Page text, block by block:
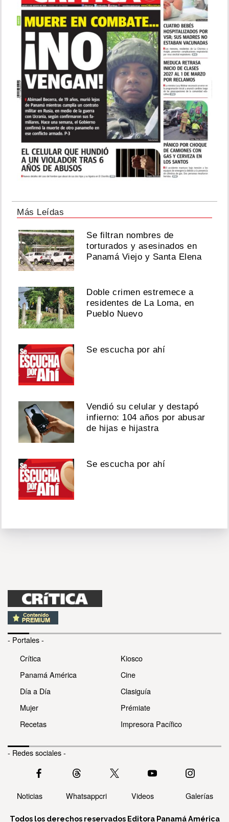
Más Leídas
Se filtran nombres de
torturados y asesinados en
Panamá Viejo y Santa Elena
Doble crimen estremece a
residentes de La Loma, en
Pueblo Nuevo
Se escucha por ahí
Vendió su celular y destapó
infierno: 104 años por abusar
de hijas e hijastra
Se escucha por ahí
- Portales -
Crítica
Panamá América
Día a Día
Mujer
Recetas
Kiosco
Cine
Clasiguía
Prémiate
Impresora Pacífico
- Redes sociales -
Noticias Whatsappcri Videos Galerías
Todos los derechos reservados Editora Panamá América